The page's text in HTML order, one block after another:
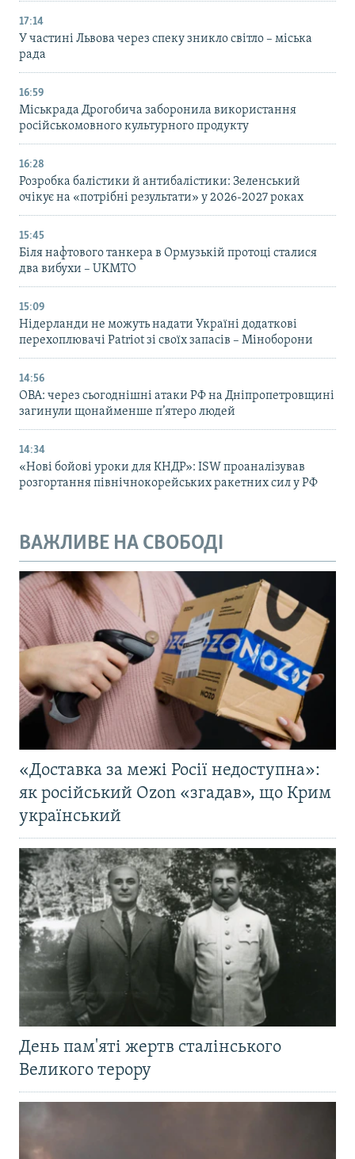
17:14
У частині Львова через спеку зникло світло – міська
рада
16:59
Міськрада Дрогобича заборонила використання
російськомовного культурного продукту
16:28
Розробка балістики й антибалістики: Зеленський
очікує на «потрібні результати» у 2026-2027 роках
15:45
Біля нафтового танкера в Ормузькій протоці сталися
два вибухи – UKMTO
15:09
Нідерланди не можуть надати Україні додаткові
перехоплювачі Patriot зі своїх запасів – Міноборони
14:56
ОВА: через сьогоднішні атаки РФ на Дніпропетровщині
загинули щонайменше п’ятеро людей
14:34
«Нові бойові уроки для КНДР»: ISW проаналізував
розгортання північнокорейських ракетних сил у РФ
ВАЖЛИВЕ НА СВОБОДІ
«Доставка за межі Росії недоступна»:
як російський Ozon «згадав», що Крим
український
День пам'яті жертв сталінського
Великого терору